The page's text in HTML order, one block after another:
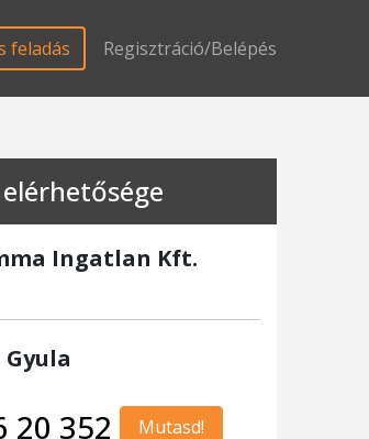
feladás Regisztráció/Belépés
Ingatlan Kft.
Gyula
20 352 Mutasd!